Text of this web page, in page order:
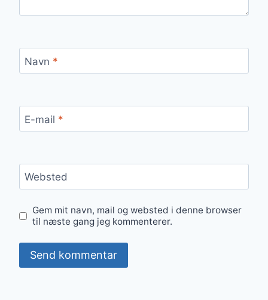
Navn *
E-mail *
Websted
Gem mit navn, mail og websted i denne browser
til næste gang jeg kommenterer.